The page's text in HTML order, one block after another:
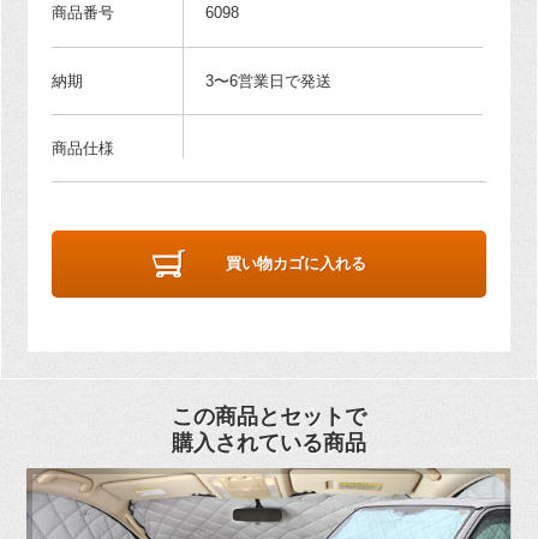
商品番号 6098
納期 3〜6営業日で発送
商品仕様
買い物カゴに入れる
この商品とセットで
購入されている商品